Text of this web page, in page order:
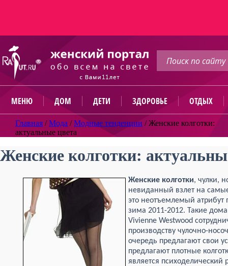
МЕНЮ ДОМ ДЕТИ ЗДОРОВЬЕ ОТДЫХ
Главная /Мода /Модные тенденции /Женские колготки:
актуальные цвета
Женские колготки:
Женские колготки, чулки,
невиданный взлет на
это неотъемлемый атрибут
зима 2011-2012. Такие
Vivienne Westwood
производству чулочно-
очередь предлагают свои
предлагают плотные
является